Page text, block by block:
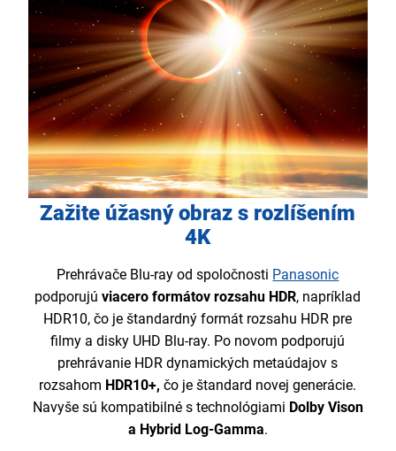
Zažite úžasný obraz s rozlíšením
4K
Prehrávače Blu-ray od spoločnosti Panasonic
podporujú viacero formátov rozsahu HDR, napríklad
HDR10, čo je štandardný formát rozsahu HDR pre
filmy a disky UHD Blu-ray. Po novom podporujú
prehrávanie HDR dynamických metaúdajov s
rozsahom HDR10+, čo je štandard novej generácie.
Navyše sú kompatibilné s technológiami Dolby Vison
a Hybrid Log-Gamma.